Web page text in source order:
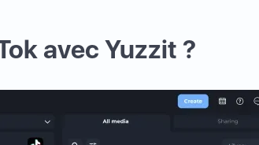
avec Yuzzit ?